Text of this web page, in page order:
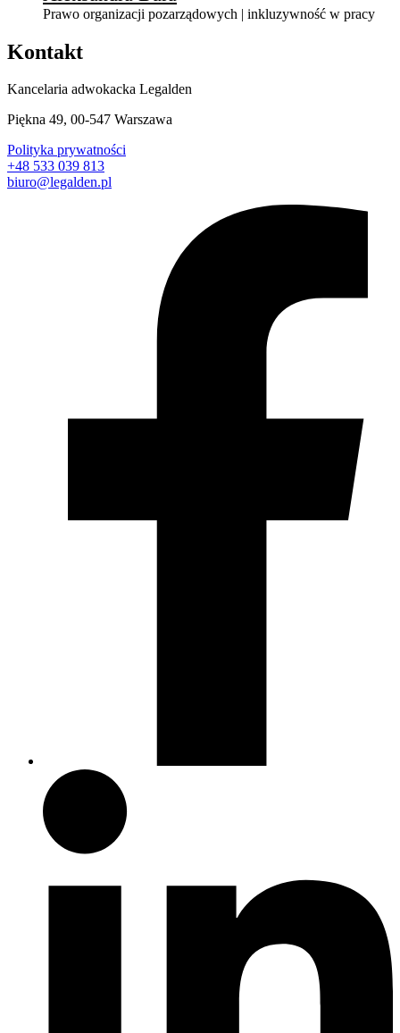
Prawo organizacji pozarządowych | inkluzywność w pracy
Kontakt
Kancelaria adwokacka Legalden
Piękna 49, 00-547 Warszawa
Polityka prywatności
+48 533 039 813
biuro@legalden.pl